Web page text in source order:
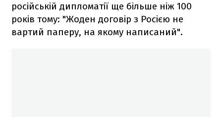
російській дипломатії ще більше ніж 100
років тому: "Жоден договір з Росією не
вартий паперу, на якому написаний".